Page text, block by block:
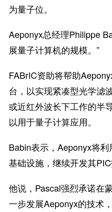
为量子位。
Aeponyx总经理Philippe
展量子计算机的规模。”
FABrIC资助将帮助
台，以实现紧凑型光学滤
或近红外波长下工作的半
以用于量子计算应用。
Babin表示，Aeponyx将
基础设施，继续开发其PIC
他说，Pascal强烈承诺在
一步发展Aeponyx的技术